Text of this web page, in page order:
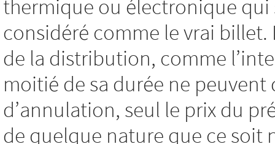
thermique ou électronique qui
considéré comme le vrai
de la distribution, comme
moitié de sa durée ne
d’annulation, seul le prix du
de quelque nature que ce soit